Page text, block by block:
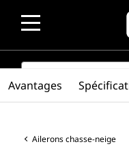
SEARCH
Ailerons chasse-neige
Avantages